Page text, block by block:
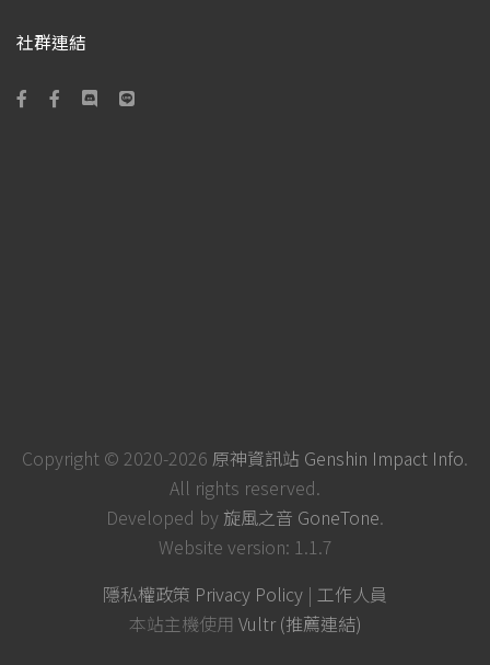
社群連結
Copyright © 2020-2026 原神資訊站 Genshin Impact Info.
All rights reserved.
Developed by 旋風之音 GoneTone.
Website version: 1.1.7
隱私權政策 Privacy Policy | 工作人員
本站主機使用 Vultr (推薦連結)